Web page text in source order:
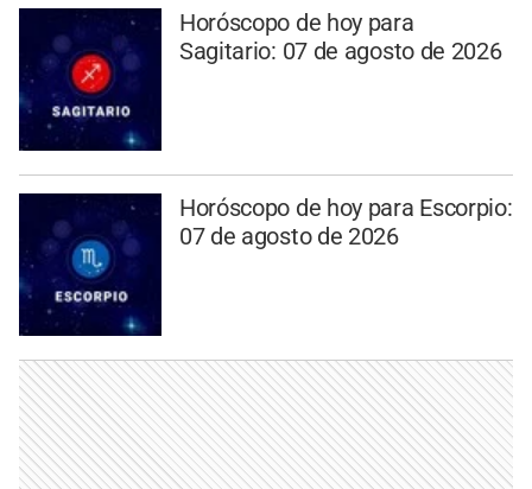
Horóscopo de hoy para
Sagitario: 07 de agosto de 2026
Horóscopo de hoy para Escorpio:
07 de agosto de 2026